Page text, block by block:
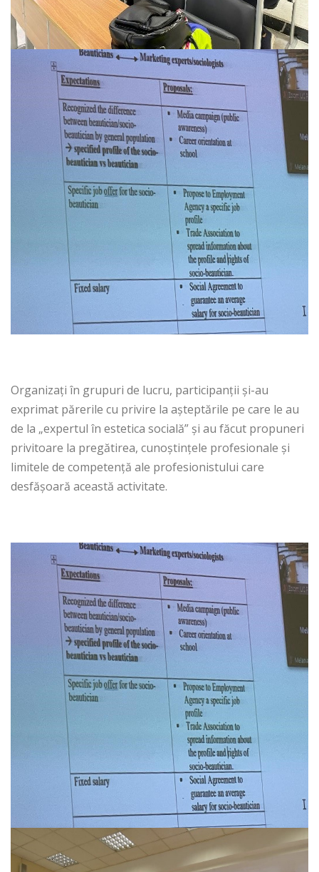
Organizați în grupuri de lucru, participanții și-au
exprimat părerile cu privire la așteptările pe care le au
de la „expertul în estetica socială” și au făcut propuneri
privitoare la pregătirea, cunoștințele profesionale și
limitele de competență ale profesionistului care
desfășoară această activitate.